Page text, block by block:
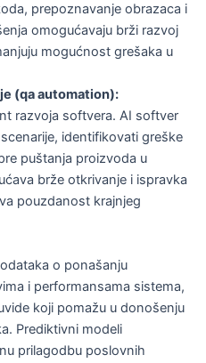
prepoznavanje obrazaca i
omogućavaju brži razvoj
mogućnost grešaka u
(qa automation):
razvoja softvera. AI softver
identifikovati greške
puštanja proizvoda u
brže otkrivanje i ispravka
pouzdanost krajnjeg
o ponašanju
i performansama sistema,
koji pomažu u donošenju
Prediktivni modeli
prilagodbu poslovnih